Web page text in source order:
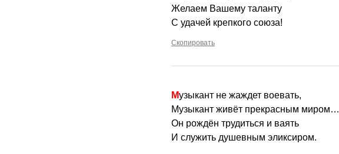
Желаем Вашему таланту
С удачей крепкого союза!
Скопировать
Музыкант не жаждет воевать,
Музыкант живёт прекрасным миром…
Он рождён трудиться и ваять
И служить душевным эликсиром.